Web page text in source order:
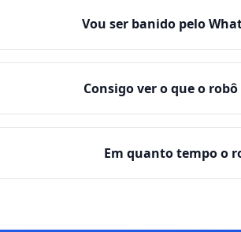
Vou ser banido pelo
Consigo ver o que o
Em quanto tempo o